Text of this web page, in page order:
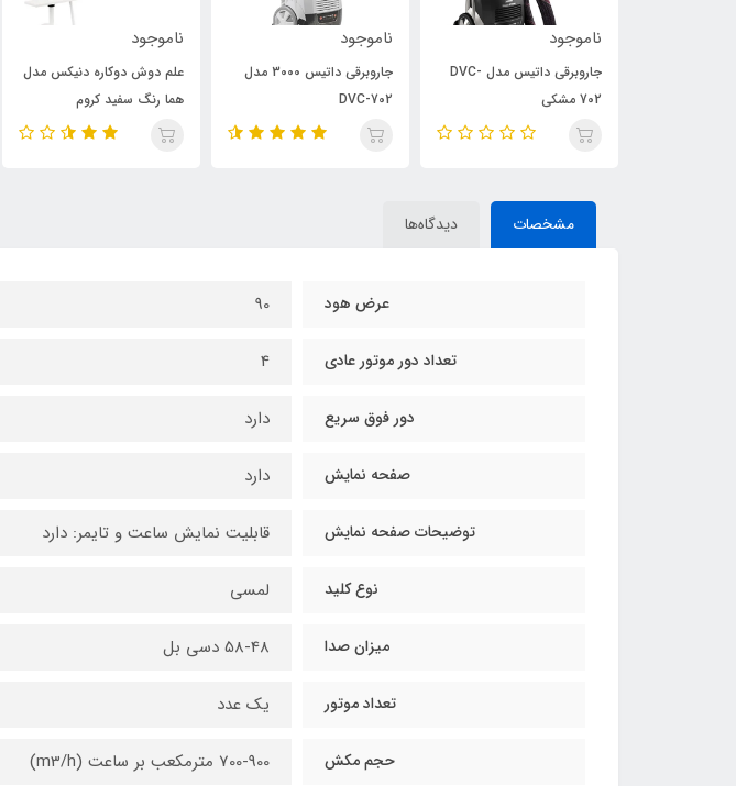
ناموجود
جاروبرقی داتیس مدل DVC-
702 مشکی
ناموجود
جاروبرقی داتیس 3000 مدل
DVC-702
ناموجود
علم دوش دوکاره دنیکس مدل
هما رنگ سفید کروم
مشخصات دیدگاه‌ها
عرض هود 90
تعداد دور موتور عادی 4
دور فوق سریع دارد
صفحه نمایش دارد
توضیحات صفحه نمایش قابلیت نمایش ساعت و تایمر: دارد
نوع کلید لمسی
میزان صدا 58-48 دسی بل
تعداد موتور یک عدد
حجم مکش 700-900 مترمکعب بر ساعت (m3/h)